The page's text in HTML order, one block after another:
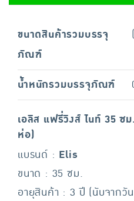
ขนาดสินค้ารวมบรรจุ
ภัณฑ์
น้ำหนักรวมบรรจุภัณฑ์
เอลิส แฟรี่วิงส์ ไนท์ 35 ซ
ห่อ)
แบรนด์ : Elis
ขนาด : 35 ซม.
อายุสินค้า : 3 ปี (นับจากวั